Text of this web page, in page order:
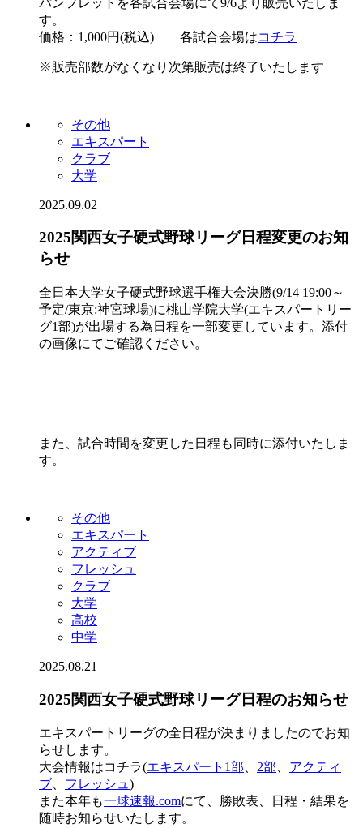
す。
価格：1,000円(税込) 各試合会場はコチラ
※販売部数がなくなり次第販売は終了いたします
その他
エキスパート
クラブ
大学
2025.09.02
2025関西女子硬式野球リーグ日程変更のお知
らせ
全日本大学女子硬式野球選手権大会決勝(9/14 19:00～
予定/東京:神宮球場)に桃山学院大学(エキスパートリー
グ1部)が出場する為日程を一部変更しています。添付
の画像にてご確認ください。
また、試合時間を変更した日程も同時に添付いたしま
す。
その他
エキスパート
アクティブ
フレッシュ
クラブ
大学
高校
中学
2025.08.21
2025関西女子硬式野球リーグ日程のお知らせ
エキスパートリーグの全日程が決まりましたのでお知
らせします。
大会情報はコチラ(エキスパート1部、 2部、 アクティ
ブ、 フレッシュ)
また本年も一球速報.comにて、勝敗表、日程・結果を
随時お知らせいたします。